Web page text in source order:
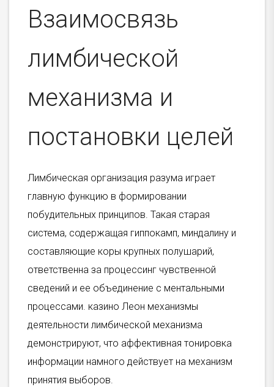
Взаимосвязь
лимбической
механизма и
постановки целей
Лимбическая организация разума играет
главную функцию в формировании
побудительных принципов. Такая старая
система, содержащая гиппокамп, миндалину и
составляющие коры крупных полушарий,
ответственна за процессинг чувственной
сведений и ее объединение с ментальными
процессами. казино Леон механизмы
деятельности лимбической механизма
демонстрируют, что аффективная тонировка
информации намного действует на механизм
принятия выборов.